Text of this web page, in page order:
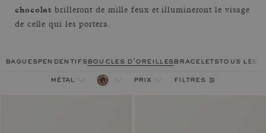
chocolat brilleront de mille feux et illumineront le visage
de celle qui les portera.
baguespendentifsboucles d'oreillesbraceletstous les
métal prix filtres